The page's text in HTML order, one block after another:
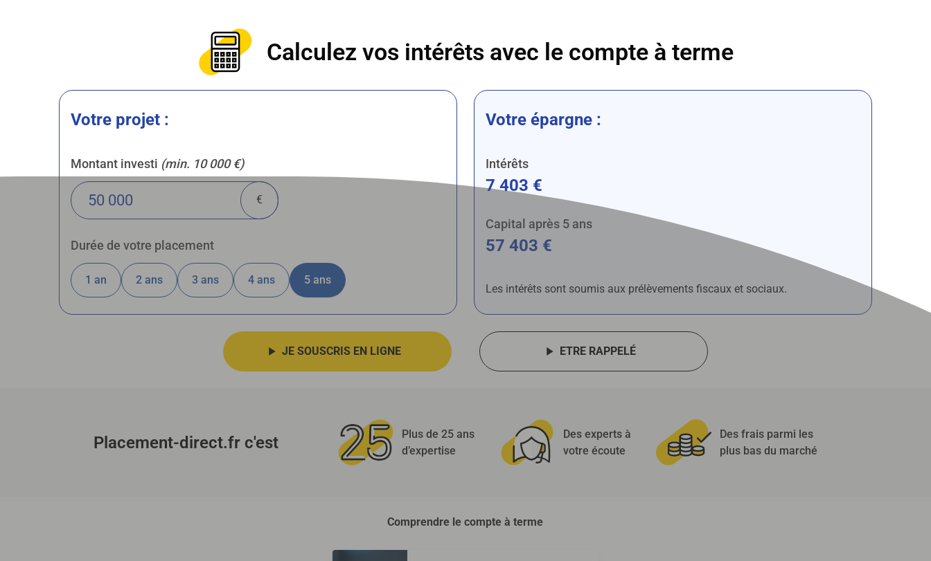
Calculez vos intérêts avec le compte à terme
Votre projet :
Montant investi (min. 10 000 €)
€
Durée de votre placement
1an 2ans 3ans 4ans 5ans
Votre épargne :
Intérêts
7 403 €
Capital après 5 ans
57 403 €
Les intérêts sont soumis aux prélèvements fiscaux et sociaux.
JE SOUSCRIS EN LIGNE ETRE RAPPELÉ
Placement-direct.fr c'est
Plus de 25 ans
d’expertise
Des experts à
votre écoute
Des frais parmi les
plus bas du marché
Comprendre le compte à terme